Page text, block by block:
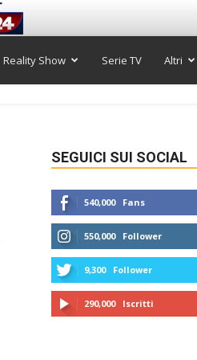
Reality Show Serie TV Altri
SEGUICI SUI SOCIAL
540,000 Fans
550,000 Follower
9,300 Follower
290,000 Iscritti